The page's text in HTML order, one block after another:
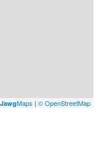
JawgMaps | © OpenStreetMap